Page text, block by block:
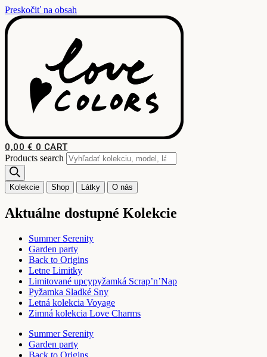
Preskočiť na obsah
0,00 € 0 CART
Products search
Kolekcie Shop Látky O nás
Aktuálne dostupné Kolekcie
Summer Serenity
Garden party
Back to Origins
Letne Limitky
Limitované upcypyžamká Scrap’n’Nap
Pyžamka Sladké Sny
Letná kolekcia Voyage
Zimná kolekcia Love Charms
Summer Serenity
Garden party
Back to Origins